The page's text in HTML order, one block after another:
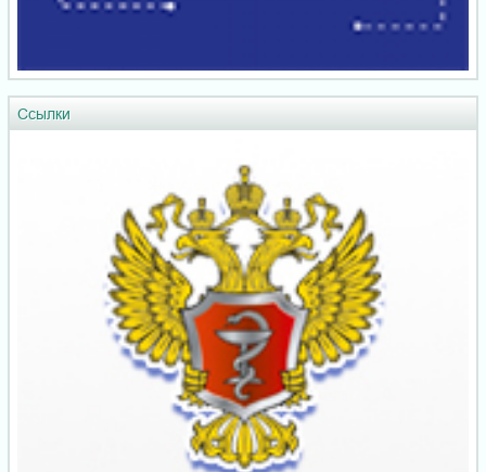
Ссылки